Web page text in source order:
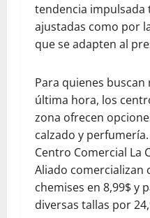
tendencia impulsada
ajustadas como por
que se adapten al
Para quienes
última hora, los
zona ofrecen
calzado y
Centro Comercial La
Aliado comercializan
chemises en 8,99$ y
diversas tallas por